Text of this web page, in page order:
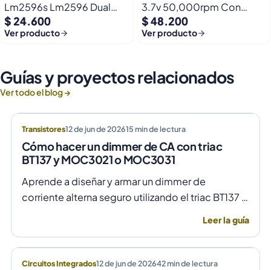
Lm2596s Lm2596 Dual
Usb 9-36v A 5v Dc Jack
$ 24.600
Ver producto
3.7v 50,000rpm Con
Helices Micro Fpv
$ 48.200
Ver producto
Guías y proyectos relacionados
Ver todo el blog →
Transistores12 de jun de 202615min de lectura
Cómo hacer un dimmer de CA con triac
BT137 y MOC3021 o MOC3031
Aprende a diseñar y armar un dimmer de
corriente alterna seguro utilizando el triac BT137 y
Leer la guía
Circuitos Integrados12 de jun de 202642min de lectura